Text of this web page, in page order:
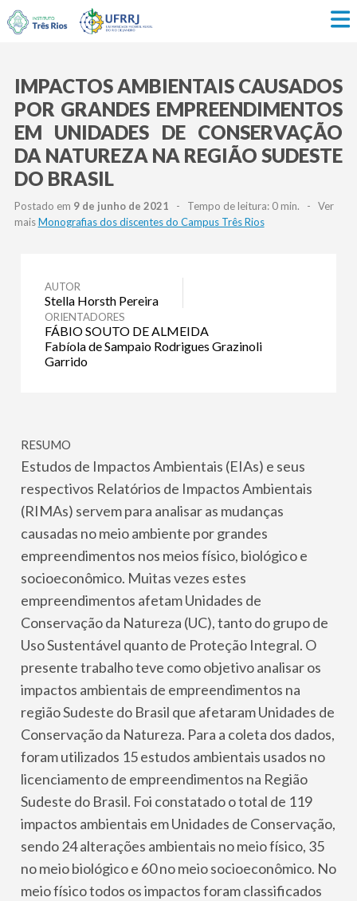
IMPACTOS AMBIENTAIS CAUSADOS
POR GRANDES EMPREENDIMENTOS
EM UNIDADES DE CONSERVAÇÃO
DA NATUREZA NA REGIÃO SUDESTE
DO BRASIL
Postado em 9 de junho de 2021 - Tempo de leitura: 0 min. - Ver
maisMonografias dos discentes do Campus Três Rios
AUTOR
Stella Horsth Pereira
ORIENTADORES
FÁBIO SOUTO DE ALMEIDA
Fabíola de Sampaio Rodrigues Grazinoli
Garrido
RESUMO
Estudos de Impactos Ambientais (EIAs) e seus
respectivos Relatórios de Impactos Ambientais
(RIMAs) servem para analisar as mudanças
causadas no meio ambiente por grandes
empreendimentos nos meios físico, biológico e
socioeconômico. Muitas vezes estes
empreendimentos afetam Unidades de
Conservação da Natureza (UC), tanto do grupo de
Uso Sustentável quanto de Proteção Integral. O
presente trabalho teve como objetivo analisar os
impactos ambientais de empreendimentos na
região Sudeste do Brasil que afetaram Unidades de
Conservação da Natureza. Para a coleta dos dados,
foram utilizados 15 estudos ambientais usados no
licenciamento de empreendimentos na Região
Sudeste do Brasil. Foi constatado o total de 119
impactos ambientais em Unidades de Conservação,
sendo 24 alterações ambientais no meio físico, 35
no meio biológico e 60 no meio socioeconômico. No
meio físico todos os impactos foram classificados